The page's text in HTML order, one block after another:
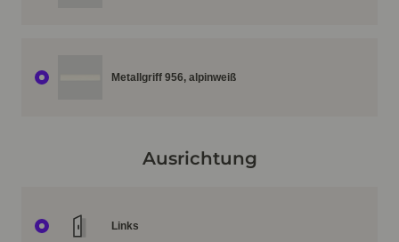
Metallgriff 956, alpinweiß
Ausrichtung
Links